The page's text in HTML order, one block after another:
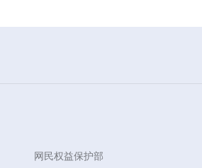
网民权益保护部